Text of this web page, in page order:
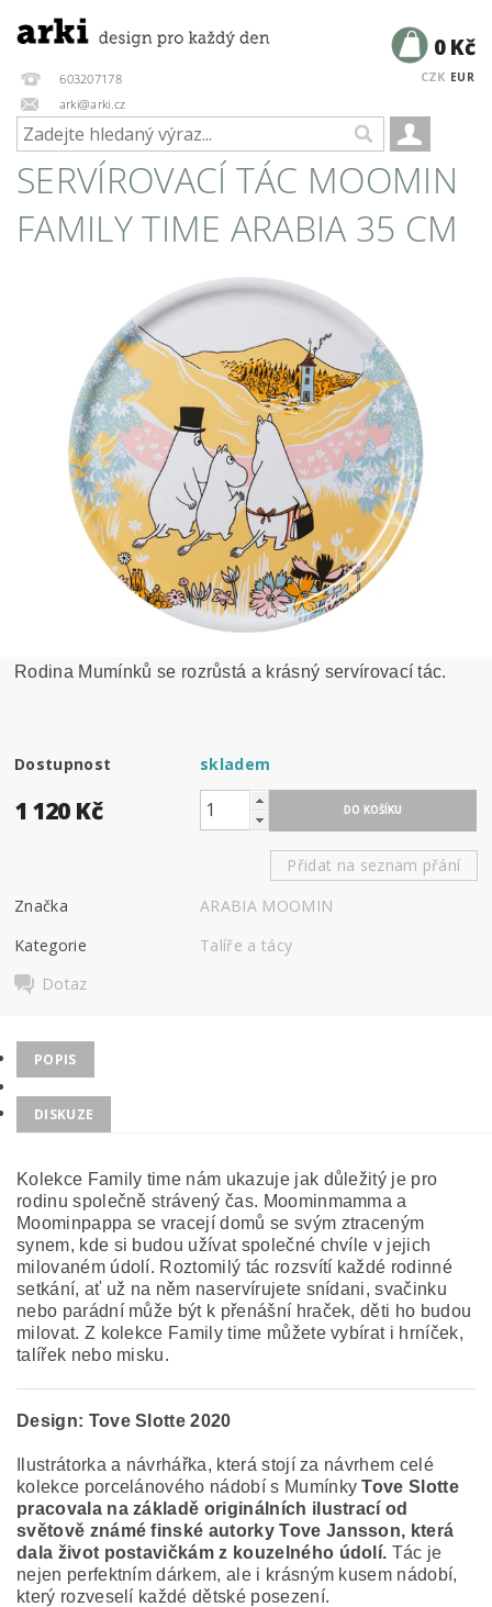
603207178
arki@arki.cz
CZK EUR
0 Kč
SERVÍROVACÍ TÁC MOOMIN
FAMILY TIME ARABIA 35 CM
Rodina Mumínků se rozrůstá a krásný servírovací tác.
Dostupnost skladem
1 120 Kč
Přidat na seznam přání
Značka
ARABIA MOOMIN
Kategorie
Talíře a tácy
Dotaz
POPIS
DISKUZE
Kolekce Family time nám ukazuje jak důležitý je pro
rodinu společně strávený čas. Moominmamma a
Moominpappa se vracejí domů se svým ztraceným
synem, kde si budou užívat společné chvíle v jejich
milovaném údolí. Roztomilý tác rozsvítí každé rodinné
setkání, ať už na něm naservírujete snídani, svačinku
nebo parádní může být k přenášní hraček, děti ho budou
milovat. Z kolekce Family time můžete vybírat i hrníček,
talířek nebo misku.
Design: Tove Slotte 2020
Ilustrátorka a návrhářka, která stojí za návrhem celé
kolekce porcelánového nádobí s MumínkyTove Slotte
pracovala na základě originálních ilustrací od
světově známé finské autorky Tove Jansson, která
dala život postavičkám z kouzelného údolí. Tác je
nejen perfektním dárkem, ale i krásným kusem nádobí,
který rozveselí každé dětské posezení.